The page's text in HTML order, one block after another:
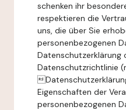
schenken ihr
respektieren die
uns, die über Sie
personenbezogenen
Datenschutzerklärung
Datenschutzrichtlinie
Eigenschaften der
personenbezogenen